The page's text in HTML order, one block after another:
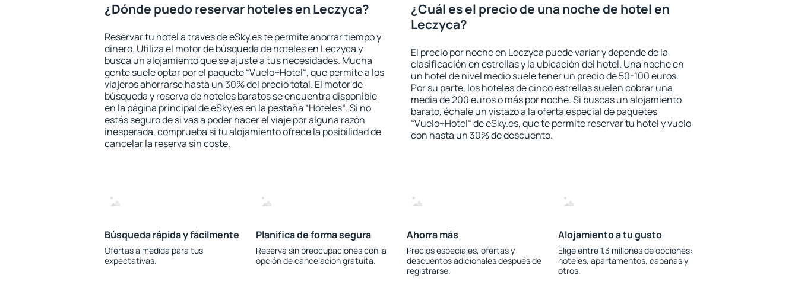
¿Dónde puedo reservar hoteles en Leczyca?
Reservar tu hotel a través de eSky.es te permite ahorrar tiempo y
dinero. Utiliza el motor de búsqueda de hoteles en Leczyca y
busca un alojamiento que se ajuste a tus necesidades. Mucha
gente suele optar por el paquete “Vuelo+Hotel“, que permite a los
viajeros ahorrarse hasta un 30% del precio total. El motor de
búsqueda y reserva de hoteles baratos se encuentra disponible
en la página principal de eSky.es en la pestaña “Hoteles“. Si no
estás seguro de si vas a poder hacer el viaje por alguna razón
inesperada, comprueba si tu alojamiento ofrece la posibilidad de
cancelar la reserva sin coste.
¿Cuál es el precio de una noche de hotel en
Leczyca?
El precio por noche en Leczyca puede variar y depende de la
clasificación en estrellas y la ubicación del hotel. Una noche en
un hotel de nivel medio suele tener un precio de 50-100 euros.
Por su parte, los hoteles de cinco estrellas suelen cobrar una
media de 200 euros o más por noche. Si buscas un alojamiento
barato, échale un vistazo a la oferta especial de paquetes
“Vuelo+Hotel“ de eSky.es, que te permite reservar tu hotel y vuelo
con hasta un 30% de descuento.
Búsqueda rápida y fácilmente
Ofertas a medida para tus
expectativas.
Planifica de forma segura
Reserva sin preocupaciones con la
opción de cancelación gratuita.
Ahorra más
Precios especiales, ofertas y
descuentos adicionales después de
registrarse.
Alojamiento a tu gusto
Elige entre 1.3 millones de opciones:
hoteles, apartamentos, cabañas y
otros.